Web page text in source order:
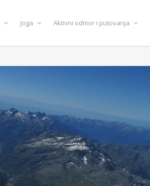
Joga Aktivni odmor i putovanja